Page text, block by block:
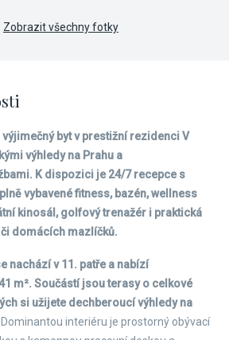
Zobrazit všechny fotky
byt v prestižní rezidenci V
výhledy na Prahu a
K dispozici je 24/7 recepce s
vybavené fitness, bazén, wellness
kinosál, golfový trenažér i praktická
domácích mazlíčků.
nachází v 11. patře a nabízí
m². Součástí jsou terasy o celkové
si užijete dechberoucí výhledy na
Dominantou interiéru je prostorný obývací